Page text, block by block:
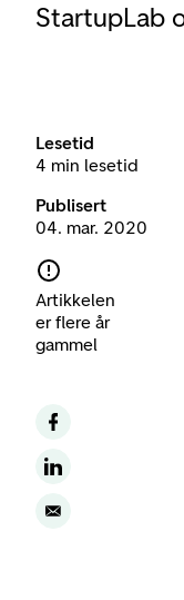
StartupLab
Lesetid
4 min lesetid
Publisert
04. mar. 2020
Artikkelen
er flere år
gammel